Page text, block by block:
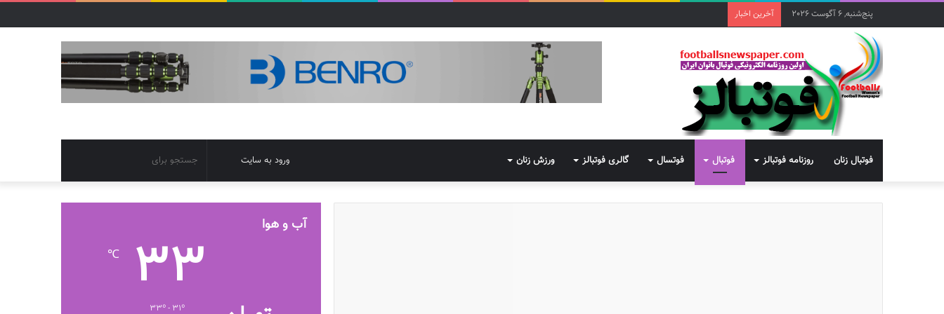
پنج‌شنبه, 6 آگوست 2026 آخرین اخبار
فوتبال زنان روزنامه فوتبالز فوتبال فوتسال گالری فوتبالز ورزش زنان
برای
تغییر
پوسته
ورود به سایت
آب و هوا
33
℃